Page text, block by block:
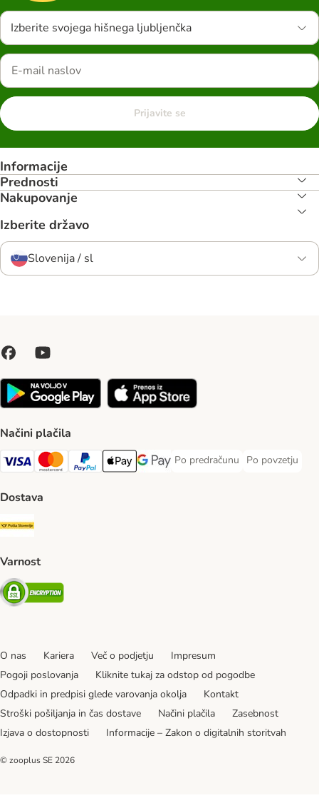
Izberite svojega hišnega ljubljenčka
Prijavite se
Informacije
Prednosti
Nakupovanje
Izberite državo
Slovenija / sl
Načini plačila
Visa Payment Method
MasterCard Payment Method
PayPal Payment Method
Apple Pay Payment Method
Google pay Payment Method
Po predračunu
Po predračunu Payment Method
Po povzetju
Po povzetju
Dostava
Pošta Slovenije Shipping Method
Varnost
Security
O nas Kariera Več o podjetju
Impresum
Pogoji poslovanja
Kliknite tukaj za odstop od pogodbe
Odpadki in predpisi glede varovanja okolja
Kontakt
Stroški pošiljanja in čas dostave
Načini plačila
Zasebnost
Izjava o dostopnosti
Informacije – Zakon o digitalnih storitvah
© zooplus SE 2026